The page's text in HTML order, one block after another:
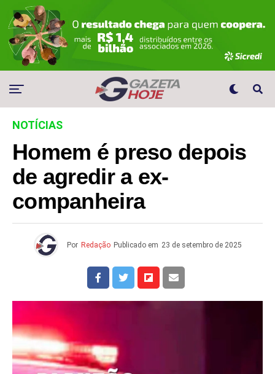
NOTÍCIAS
Homem é preso depois
de agredir a ex-
companheira
Por Redação Publicado em 23 de setembro de 2025